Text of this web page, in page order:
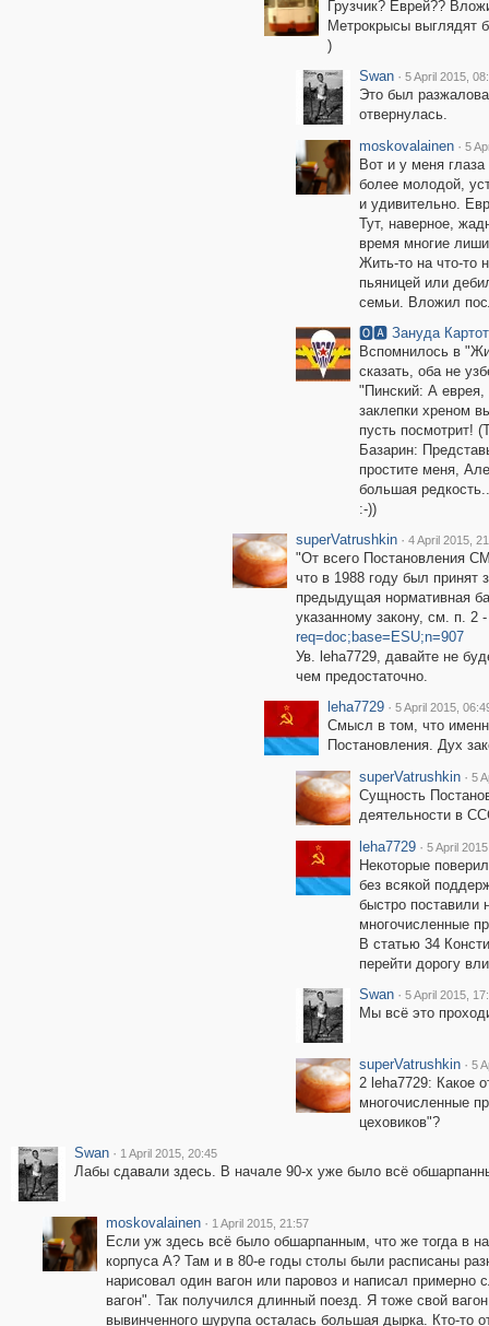
Грузчик? Еврей??
Метрокрысы выглядят
)
Swan · 5 April 2015,
Это был
отвернулась.
moskovalainen · 5
Вот и у меня
более молодой,
и удивительно.
Тут, наверное,
время многие
Жить-то на что-то
пьяницей или
семьи. Вложил
🅾🅰 Зануда
Вспомнилось в
сказать, оба не
"Пинский: А еврея,
заклепки хреном
пусть посмотрит!
Базарин:
простите меня,
большая
:-))
superVatrushkin · 4 April 2015,
"От всего Постановления
что в 1988 году был
предыдущая нормативная
указанному закону, см. п. 2
req=doc;base=ESU;n=907
Ув. leha7729, давайте не
чем предостаточно.
leha7729 · 5 April 2015,
Смысл в том, что
Постановления. Дух
superVatrushkin · 5
Сущность
деятельности в
leha7729 · 5 April
Некоторые
без всякой
быстро поставили
многочисленные
В статью 34
перейти дорогу
Swan · 5 April 2015,
Мы всё это
superVatrushkin · 5
2 leha7729: Какое
многочисленные
цеховиков"?
Swan · 1 April 2015, 20:45
Лабы сдавали здесь. В начале 90-х уже было всё
moskovalainen · 1 April 2015, 21:57
Если уж здесь всё было обшарпанным, что же тогда в
корпуса А? Там и в 80-е годы столы были расписаны
нарисовал один вагон или паровоз и написал
вагон". Так получился длинный поезд. Я тоже свой
вывинченного шурупа осталась большая дырка. Кто-то